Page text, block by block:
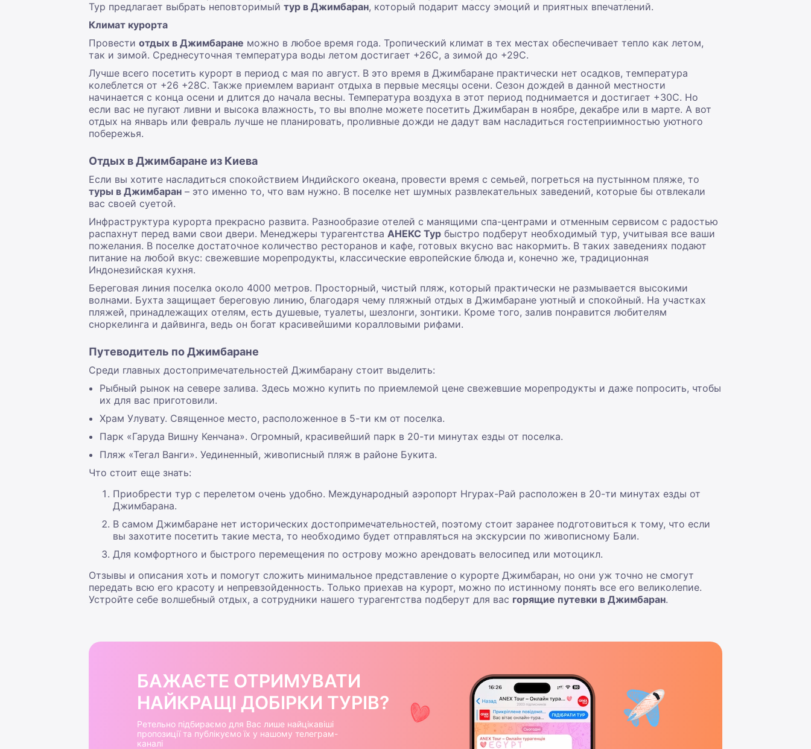
Тур предлагает выбрать неповторимый тур в Джимбаран, который подарит массу эмоций и приятных впечатлений.
Климат курорта
Провести отдых в Джимбаране можно в любое время года. Тропический климат в тех местах обеспечивает тепло как летом,
так и зимой. Среднесуточная температура воды летом достигает +26C, а зимой до +29C.
Лучше всего посетить курорт в период с мая по август. В это время в Джимбаране практически нет осадков, температура
колеблется от +26 +28C. Также приемлем вариант отдыха в первые месяцы осени. Сезон дождей в данной местности
начинается с конца осени и длится до начала весны. Температура воздуха в этот период поднимается и достигает +30C. Но
если вас не пугают ливни и высока влажность, то вы вполне можете посетить Джимбаран в ноябре, декабре или в марте. А вот
отдых на январь или февраль лучше не планировать, проливные дожди не дадут вам насладиться гостеприимностью уютного
побережья.
Отдых в Джимбаране из Киева
Если вы хотите насладиться спокойствием Индийского океана, провести время с семьей, погреться на пустынном пляже, то
туры в Джимбаран – это именно то, что вам нужно. В поселке нет шумных развлекательных заведений, которые бы отвлекали
вас своей суетой.
Инфраструктура курорта прекрасно развита. Разнообразие отелей с манящими спа-центрами и отменным сервисом с радостью
распахнут перед вами свои двери. Менеджеры турагентства АНЕКС Тур быстро подберут необходимый тур, учитывая все ваши
пожелания. В поселке достаточное количество ресторанов и кафе, готовых вкусно вас накормить. В таких заведениях подают
питание на любой вкус: свежевшие морепродукты, классические европейские блюда и, конечно же, традиционная
Индонезийская кухня.
Береговая линия поселка около 4000 метров. Просторный, чистый пляж, который практически не размывается высокими
волнами. Бухта защищает береговую линию, благодаря чему пляжный отдых в Джимбаране уютный и спокойный. На участках
пляжей, принадлежащих отелям, есть душевые, туалеты, шезлонги, зонтики. Кроме того, залив понравится любителям
сноркелинга и дайвинга, ведь он богат красивейшими коралловыми рифами.
Путеводитель по Джимбаране
Среди главных достопримечательностей Джимбарану стоит выделить:
Рыбный рынок на севере залива. Здесь можно купить по приемлемой цене свежевшие морепродукты и даже попросить, чтобы
их для вас приготовили.
Храм Улувату. Священное место, расположенное в 5-ти км от поселка.
Парк «Гаруда Вишну Кенчана». Огромный, красивейший парк в 20-ти минутах езды от поселка.
Пляж «Тегал Ванги». Уединенный, живописный пляж в районе Букита.
Что стоит еще знать:
Приобрести тур с перелетом очень удобно. Международный аэропорт Нгурах-Рай расположен в 20-ти минутах езды от
Джимбарана.
В самом Джимбаране нет исторических достопримечательностей, поэтому стоит заранее подготовиться к тому, что если
вы захотите посетить такие места, то необходимо будет отправляться на экскурсии по живописному Бали.
Для комфортного и быстрого перемещения по острову можно арендовать велосипед или мотоцикл.
Отзывы и описания хоть и помогут сложить минимальное представление о курорте Джимбаран, но они уж точно не смогут
передать всю его красоту и непревзойденность. Только приехав на курорт, можно по истинному понять все его великолепие.
Устройте себе волшебный отдых, а сотрудники нашего турагентства подберут для вас горящие путевки в Джимбаран.
БАЖАЄТЕ ОТРИМУВАТИ
НАЙКРАЩІ ДОБІРКИ ТУРІВ?
Ретельно підбираємо для Вас лише найцікавіші
пропозиції та публікуємо їх у нашому телеграм-
каналі